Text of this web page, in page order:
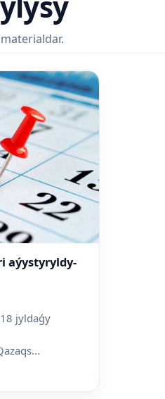
aýystyryldy-
jyldaǵy
"Ult aqparat". Qazaqs...